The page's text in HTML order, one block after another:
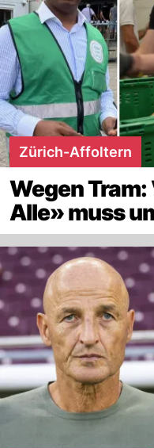
Zürich-Affoltern
Wegen
Alle» muss